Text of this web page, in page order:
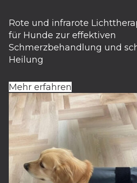
Rote und infrarote
für Hunde zur effektiven
Schmerzbehandlung und
Heilung
Mehr erfahren